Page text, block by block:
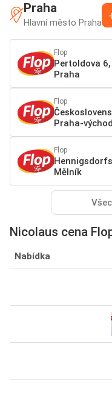
Praha
Hlavní město Praha
Flop
Pertoldova
Praha
Flop
Praha-východ
Flop
Mělník
Nicolaus cena
Nabídka